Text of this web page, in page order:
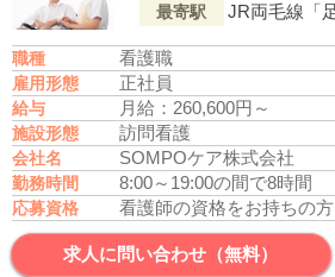
最寄駅
職種 看護職
雇用形態 正社員
給与 月給：260,600円～
施設形態 訪問看護
会社名 SOMPOケア株式会社
勤務時間 8:00～19:00の間で8時間
応募資格 看護師の資格をお持ちの方
求人に問い合わせ（無料）